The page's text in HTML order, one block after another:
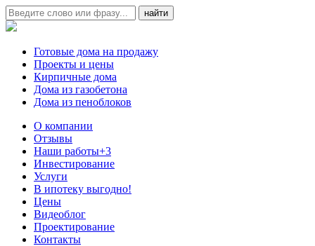
Готовые дома на продажу
Проекты и цены
Кирпичные дома
Дома из газобетона
Дома из пеноблоков
О компании
Отзывы
Наши работы+3
Инвестирование
Услуги
В ипотеку выгодно!
Цены
Видеоблог
Проектирование
Контакты